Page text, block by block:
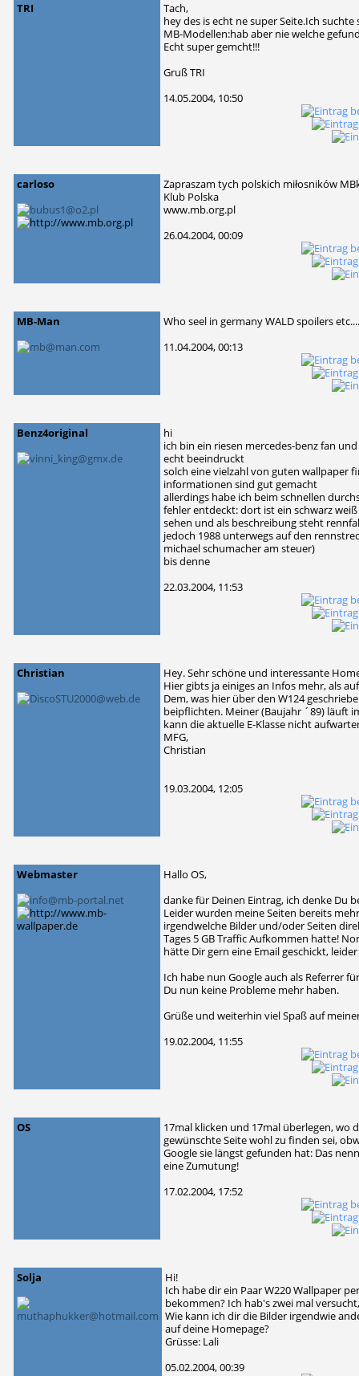
TRI
Tach,
hey des is echt ne super Seite.Ich
MB-Modellen:hab aber nie welche
Echt super gemcht!!!
Gruß TRI
14.05.2004, 10:50
carloso
Zapraszam tych polskich miłosników
Klub Polska
www.mb.org.pl
26.04.2004, 00:09
MB-Man
Who seel in germany WALD spoilers
11.04.2004, 00:13
Benz4original
hi
ich bin ein riesen mercedes-benz fan
echt beeindruckt
solch eine vielzahl von guten wallpaper
informationen sind gut gemacht
allerdings habe ich beim schnellen
fehler entdeckt: dort ist ein schwarz
sehen und als beschreibung steht
jedoch 1988 unterwegs auf den
michael schumacher am steuer)
bis denne
22.03.2004, 11:53
Christian
Hey. Sehr schöne und interessante
Hier gibts ja einiges an Infos mehr, als
Dem, was hier über den W124
beipflichten. Meiner (Baujahr ´89) läuft
kann die aktuelle E-Klasse nicht
MFG,
Christian
19.03.2004, 12:05
Webmaster
Hallo OS,
danke für Deinen Eintrag, ich denke Du
Leider wurden meine Seiten bereits
irgendwelche Bilder und/oder Seiten
Tages 5 GB Traffic Aufkommen hatte!
hätte Dir gern eine Email geschickt,
Ich habe nun Google auch als Referrer
Du nun keine Probleme mehr haben.
Grüße und weiterhin viel Spaß auf
19.02.2004, 11:55
OS
17mal klicken und 17mal überlegen, wo
gewünschte Seite wohl zu finden sei,
Google sie längst gefunden hat: Das
eine Zumutung!
17.02.2004, 17:52
Solja
Hi!
Ich habe dir ein Paar W220 Wallpaper
bekommen? Ich hab's zwei mal
Wie kann ich dir die Bilder irgendwie
auf deine Homepage?
Grüsse: Lali
05.02.2004, 00:39